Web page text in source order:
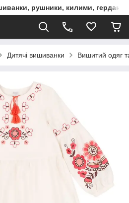
рушники, килими, гердани,
Дитячі вишиванки Вишитий одяг